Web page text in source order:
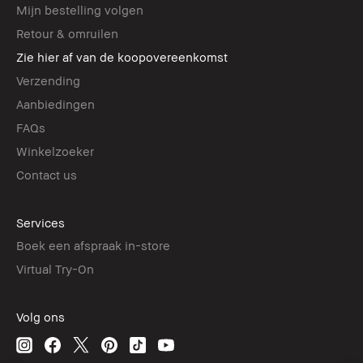
Mijn bestelling volgen
Retour & omruilen
Zie hier af van de koopovereenkomst
Verzending
Aanbiedingen
FAQs
Winkelzoeker
Contact us
Services
Boek een afspraak in-store
Virtual Try-On
Volg ons